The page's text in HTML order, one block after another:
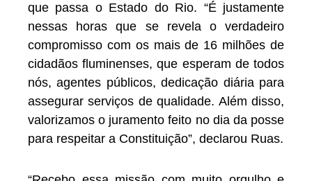
que passa o Estado do Rio. “É justamente
nessas horas que se revela o verdadeiro
compromisso com os mais de 16 milhões de
cidadãos fluminenses, que esperam de todos
nós, agentes públicos, dedicação diária para
assegurar serviços de qualidade. Além disso,
valorizamos o juramento feito no dia da posse
para respeitar a Constituição”, declarou Ruas.